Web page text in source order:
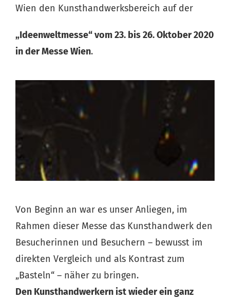
Wien den Kunsthandwerksbereich auf der
„Ideenweltmesse“vom 23. bis 26. Oktober 2020
in der Messe Wien.
Von Beginn an war es unser Anliegen, im
Rahmen dieser Messe das Kunsthandwerk den
Besucherinnen und Besuchern – bewusst im
direkten Vergleich und als Kontrast zum
„Basteln“ – näher zu bringen.
Den Kunsthandwerkern ist wieder ein ganz